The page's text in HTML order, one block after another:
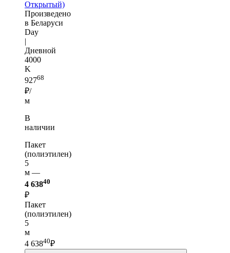
Открытый)
Произведено
в Беларуси
Day
|
Дневной
4000
K
92768
₽/
м
В
наличии
Пакет
(полиэтилен)
5
м —
4 63840
₽
Пакет
(полиэтилен)
5
м
4 63840₽